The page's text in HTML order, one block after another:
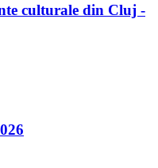
culturale din Cluj -